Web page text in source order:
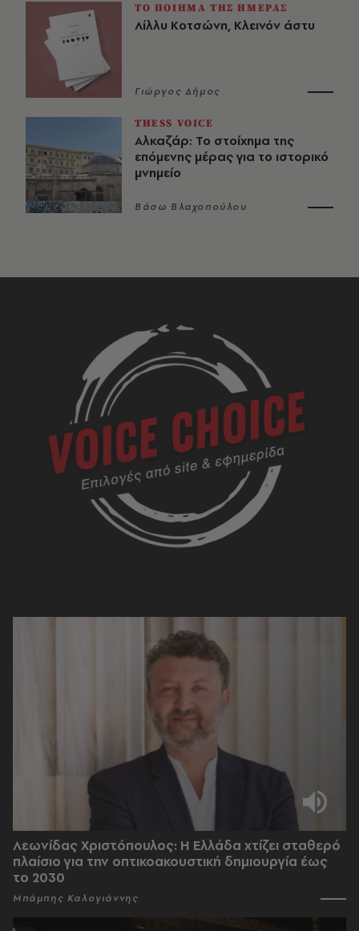
ΤΟ ΠΟΙΗΜΑ ΤΗΣ ΗΜΕΡΑΣ
Λίλλυ Κοτσώνη, Κλεινόν άστυ
Γιώργος Δήμος
THESS VOICE
Αλκαζάρ: Το στοίχημα της
επόμενης μέρας για το ιστορικό
μνημείο
Βάσω Βλαχοπούλου
Λεωνίδας Χριστόπουλος: Η Ελλάδα χτίζει σταθερό
πλαίσιο για την οπτικοακουστική δημιουργία έως
το 2030
Μπάμπης Καλογιάννης